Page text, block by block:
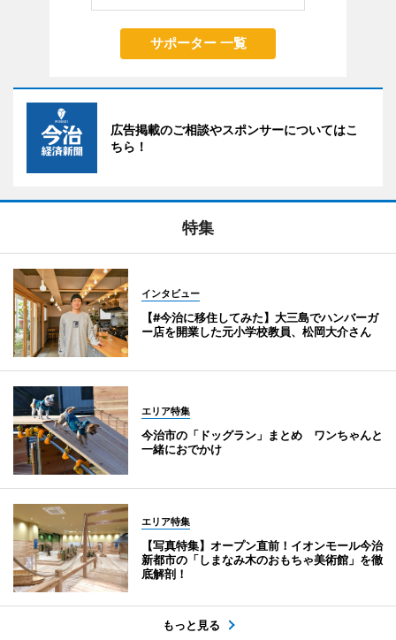
サポーター 一覧
広告掲載のご相談やスポンサーについてはこ
ちら！
特集
インタビュー
【#今治に移住してみた】大三島でハンバーガ
ー店を開業した元小学校教員、松岡大介さん
エリア特集
今治市の「ドッグラン」まとめ ワンちゃんと
一緒におでかけ
エリア特集
【写真特集】オープン直前！イオンモール今治
新都市の「しまなみ木のおもちゃ美術館」を徹
底解剖！
もっと見る